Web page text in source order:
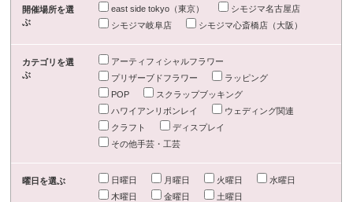
開催場所を選
ぶ
east side tokyo（東京）
シモジマ名古屋店
シモジマ岐阜店
シモジマ心斎橋店（大阪）
カテゴリを選
ぶ
アーティフィシャルフラワー
プリザーブドフラワー
ラッピング
POP
スクラップブッキング
ハワイアンリボンレイ
ウェディング関連
クラフト
ディスプレイ
その他手芸・工芸
曜日を選ぶ 日曜日 月曜日 火曜日
水曜日
木曜日
金曜日 土曜日